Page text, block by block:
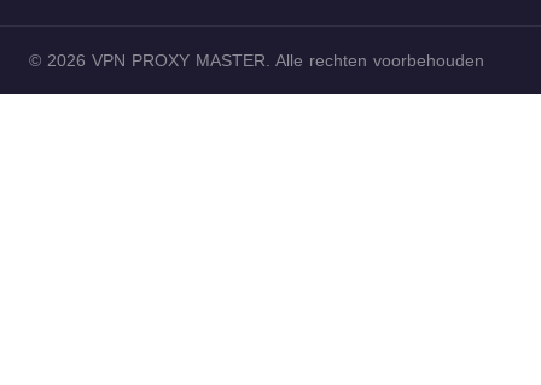
© 2026 VPN PROXY MASTER. Alle rechten voorbehouden